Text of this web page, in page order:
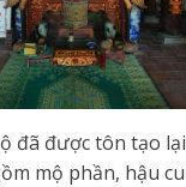
đã được tôn tạo
mộ phần, hậu